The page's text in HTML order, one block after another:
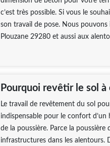
c’est très possible. Si vous le
son travail de pose. Nous
Plouzane 29280 et aussi aux
Pourquoi revêtir le sol
Le travail de revêtement du sol
indispensable pour le confort d’un
de la poussière. Parce la
infrastructures dans les alentours.